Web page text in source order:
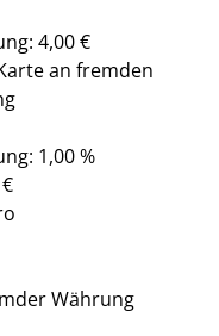
4,00 €
an fremden
1,00 %
Währung